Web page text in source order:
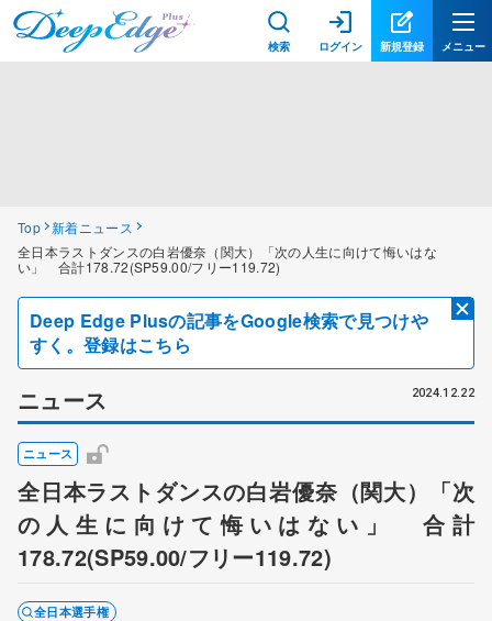
検索 ログイン 新規登録 メニュー
Top 新着ニュース
全日本ラストダンスの白岩優奈（関大）「次の人生に向けて悔いはな
い」 合計178.72(SP59.00/フリー119.72)
Deep Edge Plusの記事をGoogle検索で見つけや
すく。登録はこちら
ニュース 2024.12.22
ニュース
全日本ラストダンスの白岩優奈（関大）「次
の人生に向けて悔いはない」 合計
178.72(SP59.00/フリー119.72)
全日本選手権